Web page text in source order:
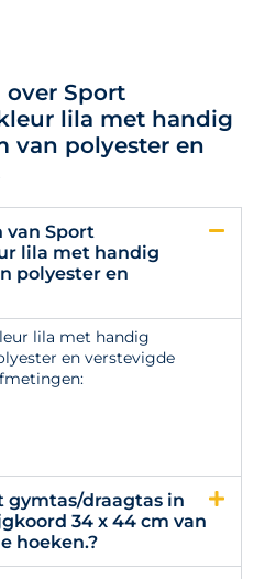
over Sport
lila met handig
van polyester en
van Sport
lila met handig
polyester en
lila met handig
en verstevigde
gymtas/draagtas in
34 x 44 cm van
hoeken.?